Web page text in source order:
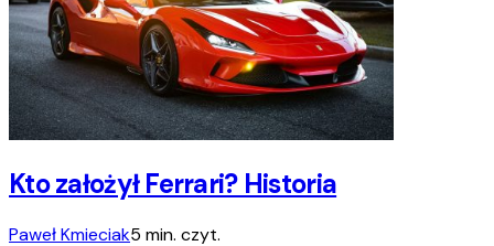
Kto założył Ferrari? Historia
Paweł Kmieciak5 min. czyt.